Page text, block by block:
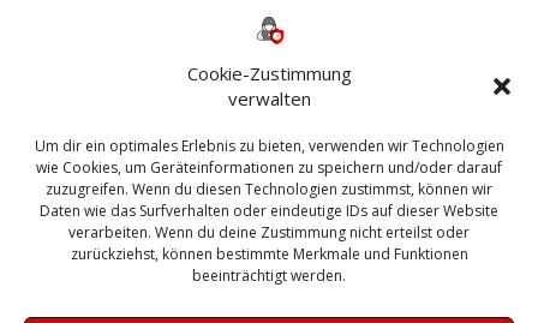
Cookie-Zustimmung
verwalten
Um dir ein optimales Erlebnis zu bieten, verwenden wir Technologien
wie Cookies, um Geräteinformationen zu speichern und/oder darauf
zuzugreifen. Wenn du diesen Technologien zustimmst, können wir
Daten wie das Surfverhalten oder eindeutige IDs auf dieser Website
verarbeiten. Wenn du deine Zustimmung nicht erteilst oder
zurückziehst, können bestimmte Merkmale und Funktionen
beeinträchtigt werden.
Bautagebuch
Exchange firewall Fritzbox
Microsoft
Sanierung SBS Security Server Sicherheit
Sicherung SIEM Sophos SSL Ubuntu
Update Upgrade UTM VCenter VCSA Veeam
VMWare VPN WAZUH Windows
Zertifikat